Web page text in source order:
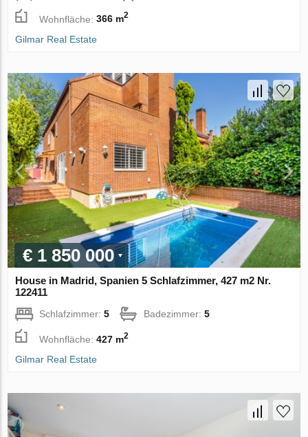
Wohnfläche:366 m2
Gilmar Real Estate
€ 1 850 000
House in Madrid, Spanien 5 Schlafzimmer, 427 m2 Nr.
122411
Schlafzimmer:5 Badezimmer:5
Wohnfläche:427 m2
Gilmar Real Estate